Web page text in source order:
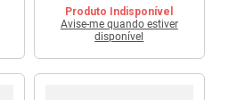
Produto Indisponível
Avise-me quando estiver
disponível